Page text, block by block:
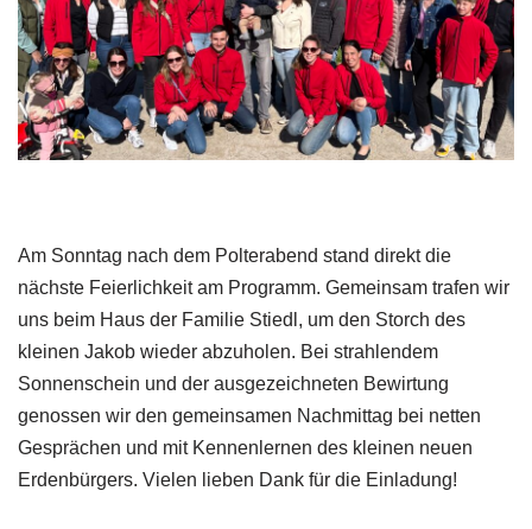
Am Sonntag nach dem Polterabend stand direkt die
nächste Feierlichkeit am Programm. Gemeinsam trafen wir
uns beim Haus der Familie Stiedl, um den Storch des
kleinen Jakob wieder abzuholen. Bei strahlendem
Sonnenschein und der ausgezeichneten Bewirtung
genossen wir den gemeinsamen Nachmittag bei netten
Gesprächen und mit Kennenlernen des kleinen neuen
Erdenbürgers. Vielen lieben Dank für die Einladung!